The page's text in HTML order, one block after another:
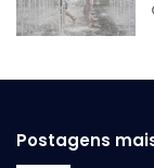
Postagens